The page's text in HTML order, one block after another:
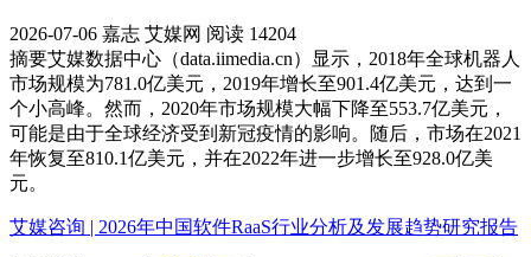
2026-07-06 嘉志 艾媒网 阅读 14204
摘要艾媒数据中心（data.iimedia.cn）显示，2018年全球机器人
市场规模为781.0亿美元，2019年增长至901.4亿美元，达到一
个小高峰。然而，2020年市场规模大幅下降至553.7亿美元，
可能是由于全球经济受到新冠疫情的影响。随后，市场在2021
年恢复至810.1亿美元，并在2022年进一步增长至928.0亿美
元。
艾媒咨询 | 2026年中国软件RaaS行业分析及发展趋势研究报告